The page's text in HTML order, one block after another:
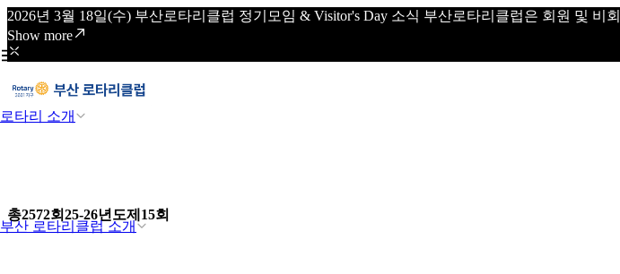
2026년 3월 18일(수) 부산로타리클럽 정기모임 & Visitor's Day 소식 부산로타리클럽은 회원 및 비
Show more
로타리 소개
부산 로타리클럽 소개
총2572회25-26년도제15회